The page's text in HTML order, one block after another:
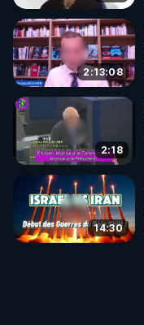
2:13:08
2:18
14:30